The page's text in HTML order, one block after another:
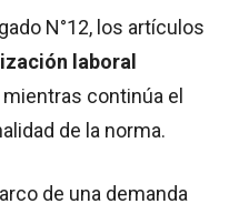
N°12, los artículos
laboral
continúa el
de la norma.
de una demanda